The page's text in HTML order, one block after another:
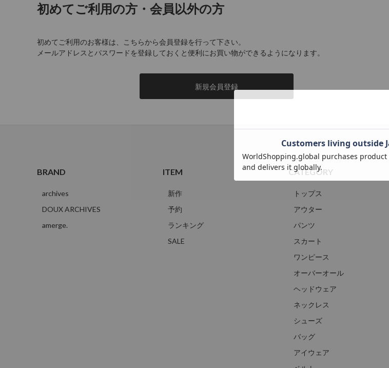
初めてご利用の方・会員以外の方
初めてご利用のお客様は、こちらから会員登録を行って下さい。
メールアドレスとパスワードを登録しておくと便利にお買い物ができるようになります。
BRAND
archives
DOUX ARCHIVES
amerge.
ITEM
新作
予約
ランキング
SALE
CATEGORY
トップス
アウター
パンツ
スカート
ワンピース
オーバーオール
ヘッドウェア
ネックレス
シューズ
バッグ
アイウェア